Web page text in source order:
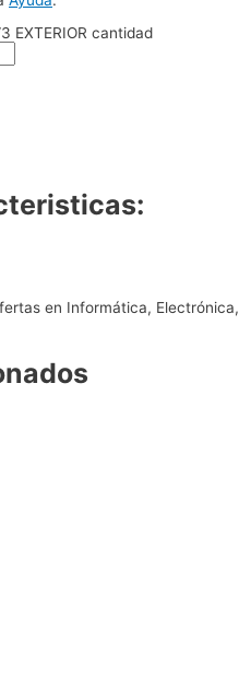
EXTERIOR cantidad
en Informática, Electrónica,